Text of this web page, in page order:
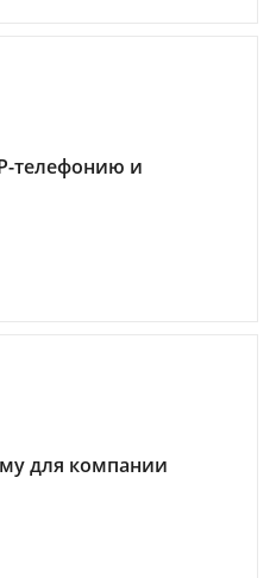
телефонию и
для компании